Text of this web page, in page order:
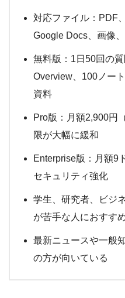
対応ファイル：PDF
Google Docs、画像
無料版：1日50回の
Overview、100ノー
資料
Pro版：月額2,900円
限が大幅に緩和
Enterprise版：月額9
セキュリティ強化
学生、研究者、ビジ
が苦手な人におすす
最新ニュースや一般
の方が向いている